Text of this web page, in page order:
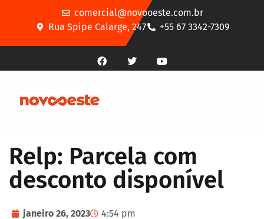
comercial@novooeste.com.br
Rua Spipe Calarge, 247
+55 67 3342-7309
Relp: Parcela com
desconto disponível
janeiro 26, 2023 4:54 pm